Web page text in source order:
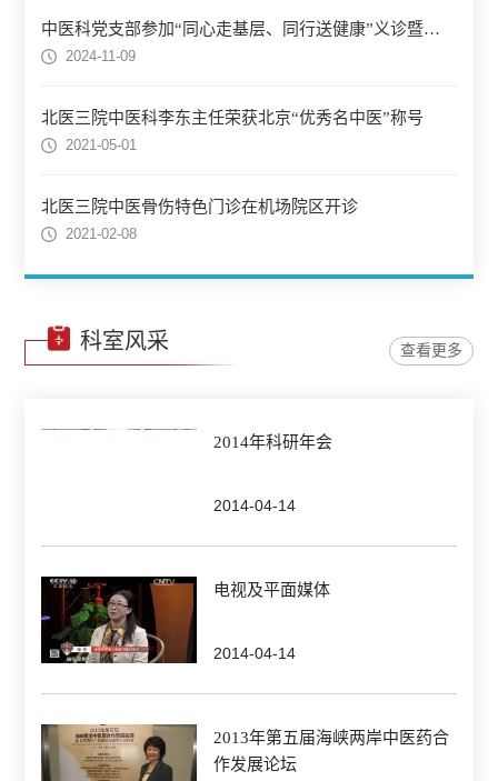
中医科党支部参加“同心走基层、同行送健康”义诊暨党建活动
2024-11-09
北医三院中医科李东主任荣获北京“优秀名中医”称号
2021-05-01
北医三院中医骨伤特色门诊在机场院区开诊
2021-02-08
科室风采 查看更多
2014年科研年会
2014-04-14
电视及平面媒体
2014-04-14
2013年第五届海峡两岸中医药合
作发展论坛